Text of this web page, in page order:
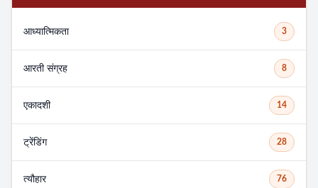
आध्यात्मिकता 3
आरती संग्रह 8
एकादशी 14
ट्रेंडिंग 28
त्यौहार 76